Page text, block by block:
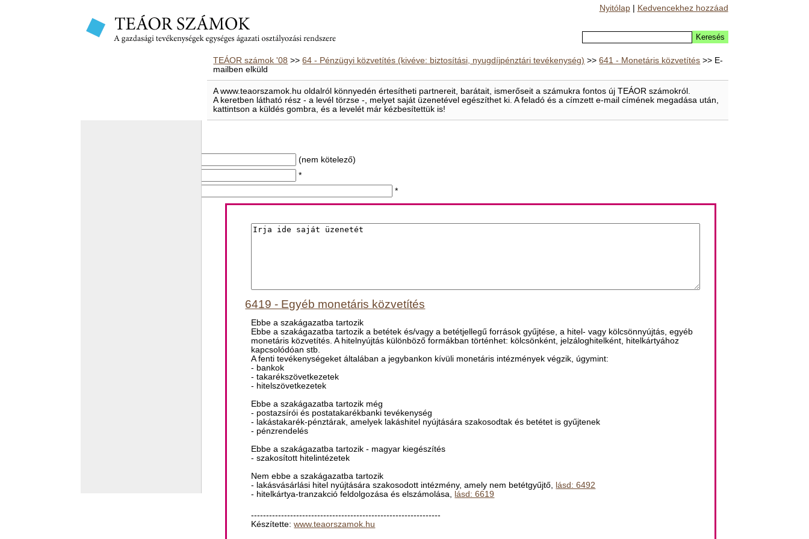
Nyitólap| Kedvencekhez hozzáad
TEÁOR számok '08 >>64 - Pénzügyi közvetítés (kivéve: biztosítási, nyugdíjpénztári tevékenység) >>641 - Monetáris közvetítés >> E-
mailben elküld
A www.teaorszamok.hu oldalról könnyedén értesítheti partnereit, barátait, ismerőseit a számukra fontos új TEÁOR számokról.
A keretben látható rész - a levél törzse -, melyet saját üzenetével egészíthet ki. A feladó és a címzett e-mail címének megadása után,
kattintson a küldés gombra, és a levelét már kézbesítettük is!
(nem kötelező)
*
*
6419 - Egyéb monetáris közvetítés
Ebbe a szakágazatba tartozik
Ebbe a szakágazatba tartozik a betétek és/vagy a betétjellegű források gyűjtése, a hitel- vagy kölcsönnyújtás, egyéb
monetáris közvetítés. A hitelnyújtás különböző formákban történhet: kölcsönként, jelzáloghitelként, hitelkártyához
kapcsolódóan stb.
A fenti tevékenységeket általában a jegybankon kívüli monetáris intézmények végzik, úgymint:
- bankok
- takarékszövetkezetek
- hitelszövetkezetek
Ebbe a szakágazatba tartozik még
- postazsírói és postatakarékbanki tevékenység
- lakástakarék-pénztárak, amelyek lakáshitel nyújtására szakosodtak és betétet is gyűjtenek
- pénzrendelés
Ebbe a szakágazatba tartozik - magyar kiegészítés
- szakosított hitelintézetek
Nem ebbe a szakágazatba tartozik
- lakásvásárlási hitel nyújtására szakosodott intézmény, amely nem betétgyűjtő, lásd: 6492
- hitelkártya-tranzakció feldolgozása és elszámolása, lásd: 6619
---------------------------------------------------------------
Készítette:www.teaorszamok.hu